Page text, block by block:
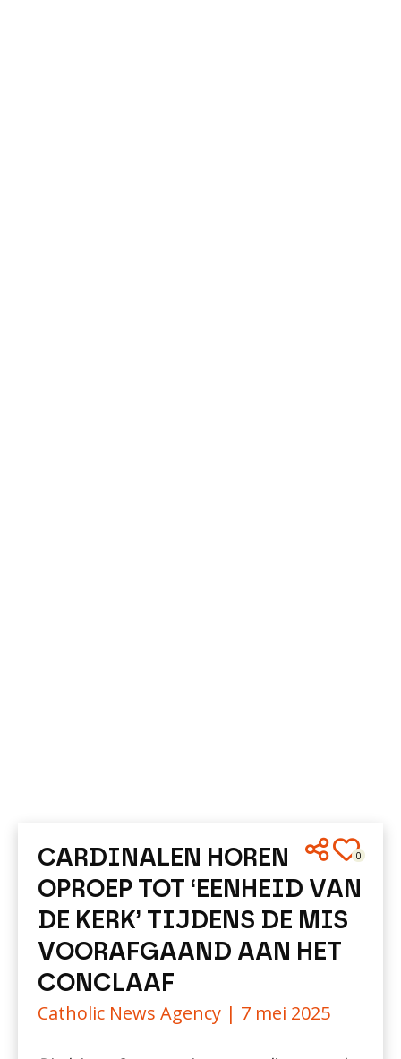
0
CARDINALEN HOREN
OPROEP TOT ‘EENHEID VAN
DE KERK’ TIJDENS DE MIS
VOORAFGAAND AAN HET
CONCLAAF
Catholic News Agency | 7 mei 2025